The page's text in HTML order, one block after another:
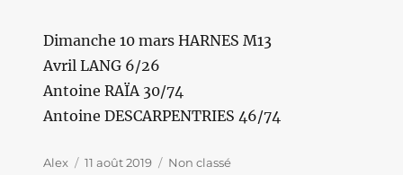
Dimanche 10 mars HARNES M13
Avril LANG 6/26
Antoine RAÏA 30/74
Antoine DESCARPENTRIES 46/74
Auteur
Alex
Publié
11 août 2019 Catégories
Non classé